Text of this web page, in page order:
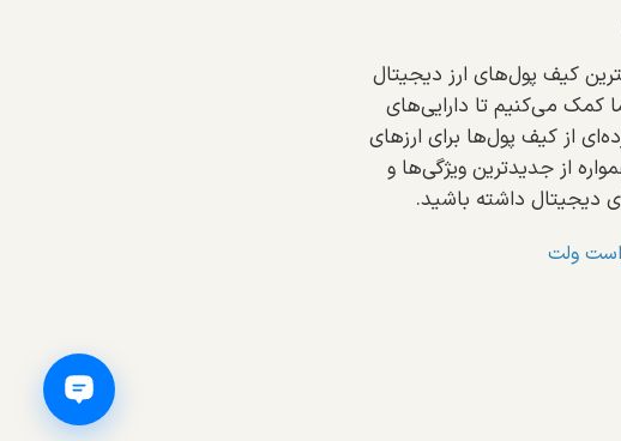
کیف پول‌های ارز دیجیتال
کمک می‌کنیم تا دارایی‌های
از کیف پول‌ها برای ارزهای
از جدیدترین ویژگی‌ها و
دیجیتال داشته باشید.
ولت